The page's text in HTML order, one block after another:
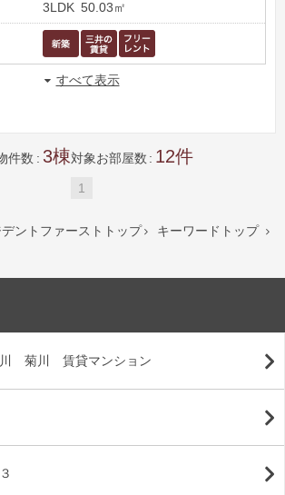
3LDK 50.03㎡
すべて表示
件数 3 対象お部屋数 12
1
デントファーストトップ  キーワードトップ 
菊川 賃貸マンション